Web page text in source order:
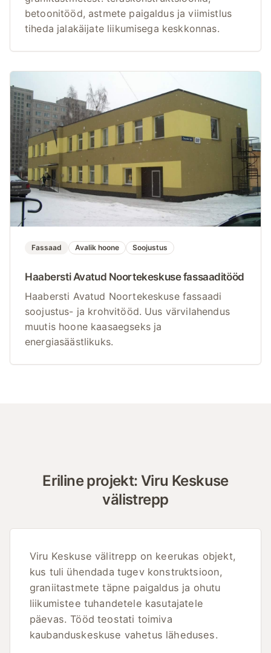
betoonitööd, astmete paigaldus ja viimistlus
tiheda jalakäijate liikumisega keskkonnas.
Fassaad Avalik hoone Soojustus
Haabersti Avatud Noortekeskuse fassaaditööd
Haabersti Avatud Noortekeskuse fassaadi
soojustus- ja krohvitööd. Uus värvilahendus
muutis hoone kaasaegseks ja
energiasäästlikuks.
Eriline projekt: Viru Keskuse
välistrepp
Viru Keskuse välitrepp on keerukas objekt,
kus tuli ühendada tugev konstruktsioon,
graniitastmete täpne paigaldus ja ohutu
liikumistee tuhandetele kasutajatele
päevas. Tööd teostati toimiva
kaubanduskeskuse vahetus läheduses.